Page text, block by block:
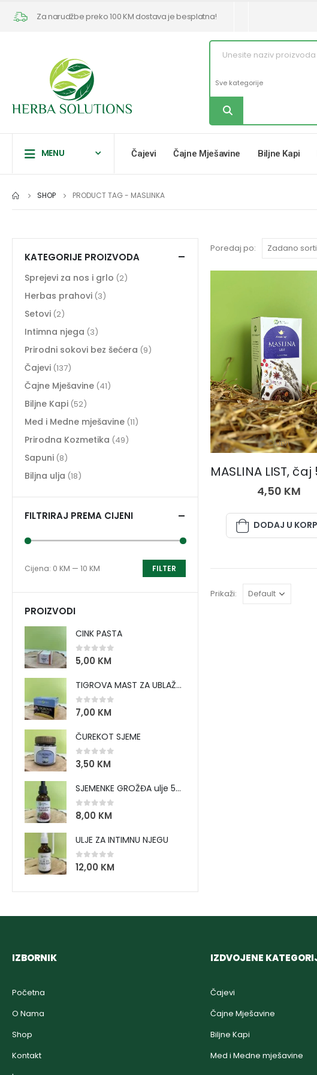
Za narudžbe preko 100 KM dostava je besplatna!
MENU Čajevi Čajne Mješavine Biljne Kapi
SHOP PRODUCT TAG - MASLINKA
Poredaj po:
ČAJEVI
4,50 KM
DODAJ U
Prikaži:
KATEGORIJE PROIZVODA
Sprejevi za nos i grlo (2)
Herbas prahovi (3)
Setovi (2)
Intimna njega (3)
Prirodni sokovi bez šećera (9)
Čajevi (137)
Čajne Mješavine (41)
Biljne Kapi (52)
Med i Medne mješavine (11)
Prirodna Kozmetika (49)
Sapuni (8)
Biljna ulja (18)
FILTRIRAJ PREMA CIJENI
FILTER
Cijena: 0 KM — 10 KM
PROIZVODI
CINK PASTA
0 out of 5
5,00 KM
TIGROVA MAST ZA UBLAŽAVANJE BOLOVA I ZAGRIJAVANJE MIŠIĆA
0 out of 5
7,00 KM
ČUREKOT SJEME
0 out of 5
3,50 KM
SJEMENKE GROŽĐA ulje 50 ml
0 out of 5
8,00 KM
ULJE ZA INTIMNU NJEGU
0out of 5
12,00 KM
IZBORNIK
Početna
O Nama
Shop
Kontakt
IZDVOJENE
Čajevi
Čajne Mješavine
Biljne Kapi
Med i Medne mješavine